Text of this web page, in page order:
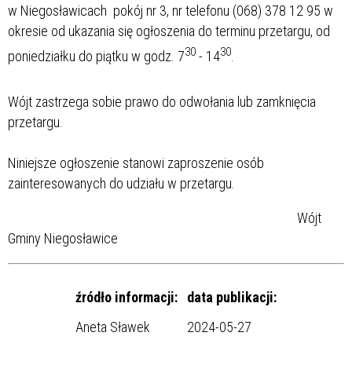
w Niegosławicach pokój nr 3, nr telefonu (068) 378 12 95 w
okresie od ukazania się ogłoszenia do terminu przetargu, od
poniedziałku do piątku w godz. 730 - 1430.
Wójt zastrzega sobie prawo do odwołania lub zamknięcia
przetargu.
Niniejsze ogłoszenie stanowi zaproszenie osób
zainteresowanych do udziału w przetargu.
Wójt
Gminy Niegosławice
źródło informacji:
data publikacji:
Aneta Sławek
2024-05-27